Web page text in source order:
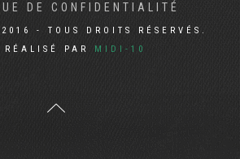
DE CONFIDENTIALITÉ
- TOUS DROITS RÉSERVÉS.
RÉALISÉ PAR
MIDI-10